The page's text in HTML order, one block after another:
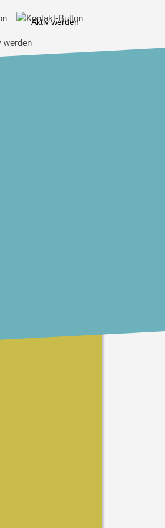
Aktiv werden